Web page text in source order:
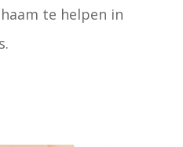
te helpen in